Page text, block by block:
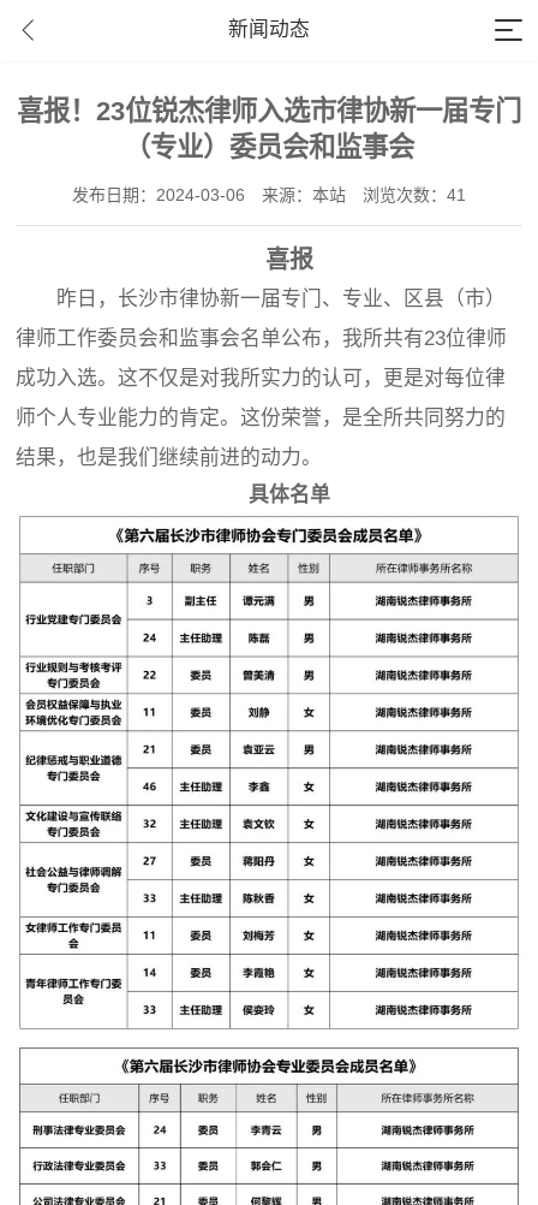
新闻动态
喜报！23位锐杰律师入选市律协新一届专门
（专业）委员会和监事会
发布日期：2024-03-06 来源：本站 浏览次数：41
喜报
昨日，长沙市律协新一届专门、专业、区县（市）
律师工作委员会和监事会名单公布，我所共有23位律师
成功入选。这不仅是对我所实力的认可，更是对每位律
师个人专业能力的肯定。这份荣誉，是全所共同努力的
结果，也是我们继续前进的动力。
具体名单